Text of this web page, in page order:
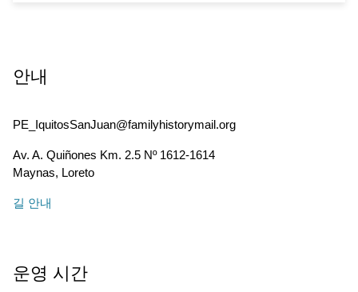
안내
PE_IquitosSanJuan@familyhistorymail.org
Av. A. Quiñones Km. 2.5 Nº 1612-1614
Maynas, Loreto
길 안내
운영 시간